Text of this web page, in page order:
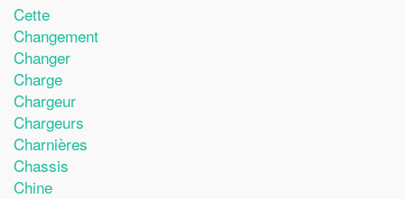
Cette
Changement
Changer
Charge
Chargeur
Chargeurs
Charnières
Chassis
Chine